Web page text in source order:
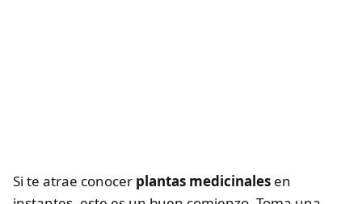
Si te atrae conocer plantas medicinales en